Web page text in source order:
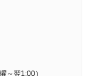
～翌1:00）